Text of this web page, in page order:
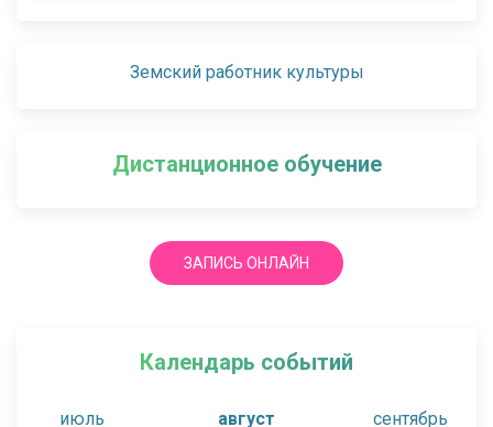
Земский работник культуры
Дистанционное обучение
ЗАПИСЬ ОНЛАЙН
Календарь событий
июль август сентябрь